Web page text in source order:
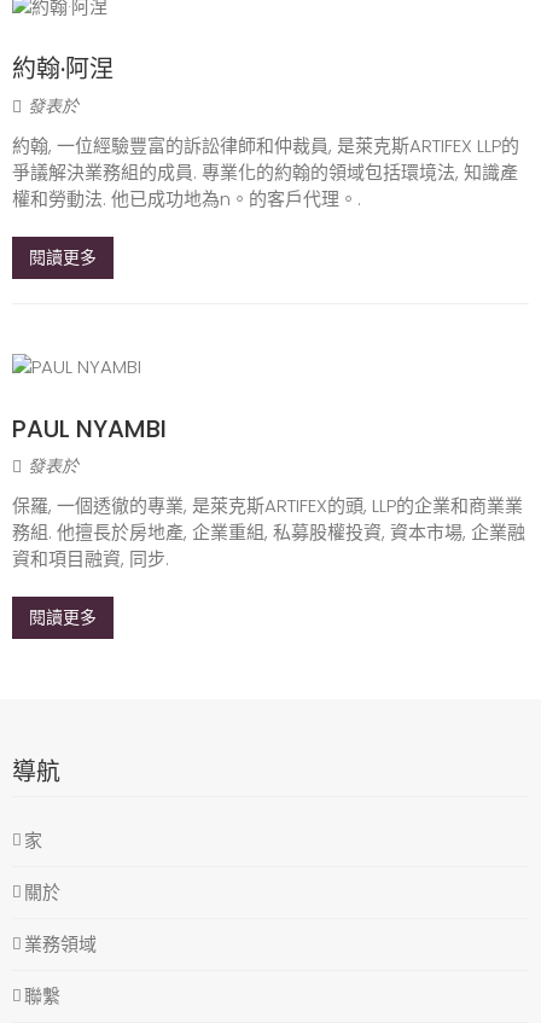
約翰·阿涅
發表於
約翰, 一位經驗豐富的訴訟律師和仲裁員, 是萊克斯ARTIFEX LLP的
爭議解決業務組的成員. 專業化的約翰的領域包括環境法, 知識產
權和勞動法. 他已成功地為n。的客戶代理。.
閱讀更多
PAUL NYAMBI
發表於
保羅, 一個透徹的專業, 是萊克斯ARTIFEX的頭, LLP的企業和商業業
務組. 他擅長於房地產, 企業重組, 私募股權投資, 資本市場, 企業融
資和項目融資, 同步.
閱讀更多
導航
家
關於
業務領域
聯繫